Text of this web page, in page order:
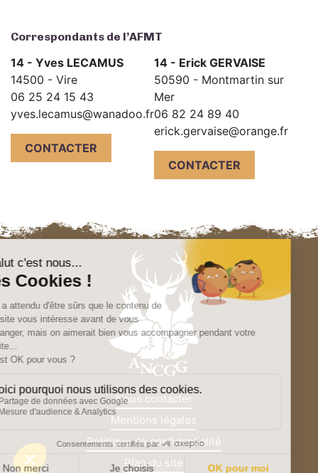
Correspondants de l’AFMT
14 - Yves LECAMUS
14500 - Vire
06 25 24 15 43
yves.lecamus@wanadoo.fr
CONTACTER
14 - Erick GERVAISE
50590 - Montmartin sur
Mer
06 82 24 89 40
erick.gervaise@orange.fr
CONTACTER
Nous contacter
Mentions légales
Politique de confidentialité
Plan du site